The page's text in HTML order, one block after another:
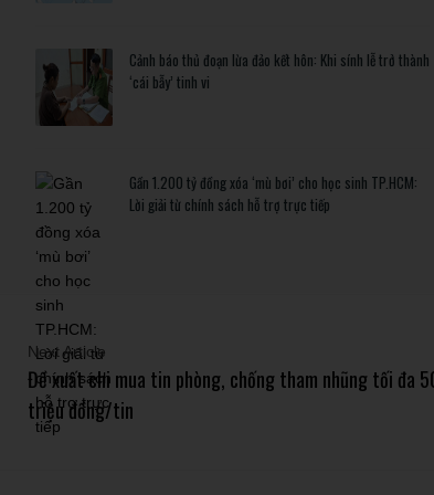
Cảnh báo thủ đoạn lừa đảo kết hôn: Khi sính lễ trở thành
‘cái bẫy’ tinh vi
Gần 1.200 tỷ đồng xóa ‘mù bơi’ cho học sinh TP.HCM:
Lời giải từ chính sách hỗ trợ trực tiếp
Next Article
Đề xuất chi mua tin phòng, chống tham nhũng tối đa
triệu đồng/tin